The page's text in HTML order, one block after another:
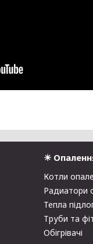
☀
Котли
Радиатори
Тепла
Труби та
Обігрівачі